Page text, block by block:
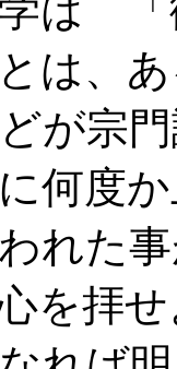
は 「
は、
が宗
何度
れた
心を